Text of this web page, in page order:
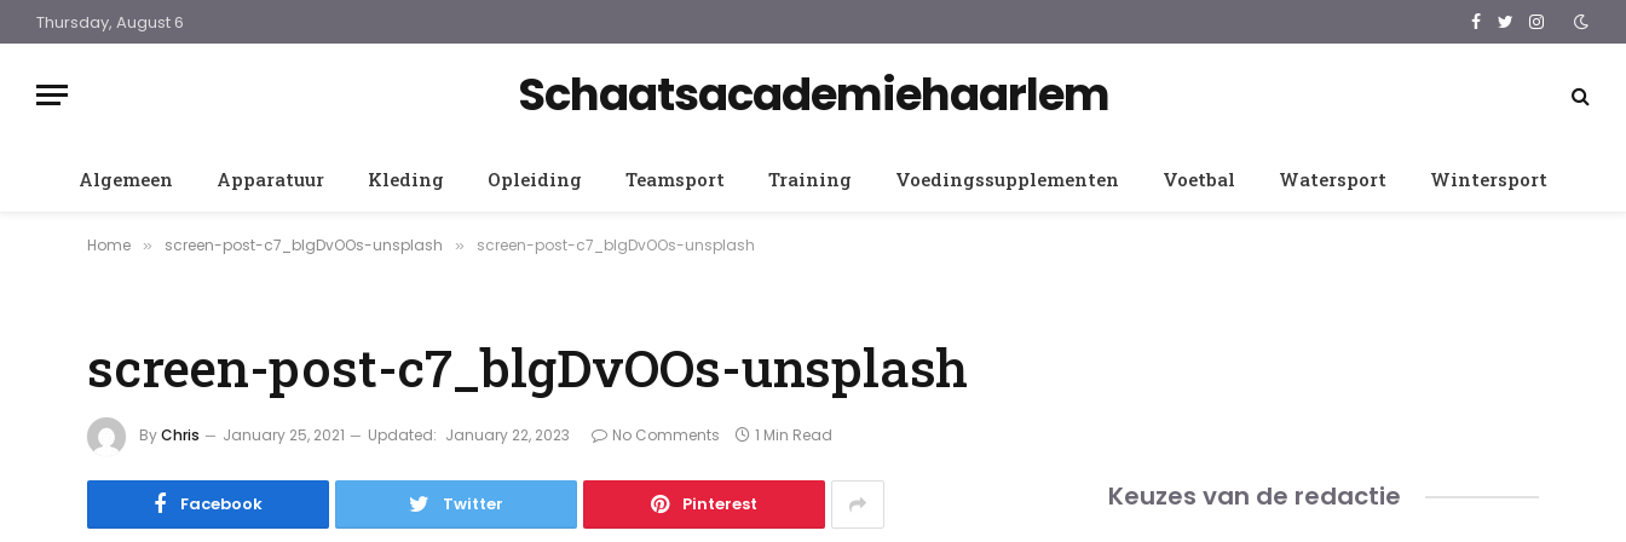
Thursday, August 6 Facebook
TwitterInstagram
Schaatsacademiehaarlem
Algemeen Apparatuur Kleding Opleiding Teamsport Training Voedingssupplementen Voetbal Watersport Wintersport
Home » screen-post-c7_blgDvOOs-unsplash » screen-post-c7_blgDvOOs-unsplash
screen-post-c7_blgDvOOs-unsplash
ByChris January 25, 2021 Updated: January 22, 2023 No Comments 1 Min Read
Facebook Twitter Pinterest Keuzes van de redactie